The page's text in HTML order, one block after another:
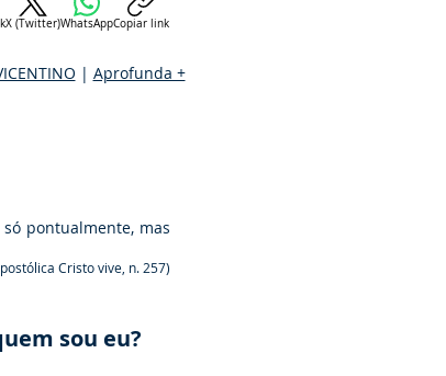
X (Twitter)WhatsAppCopiar link
| Aprofunda +
pontualmente, mas
Cristo vive, n. 257)
sou eu?